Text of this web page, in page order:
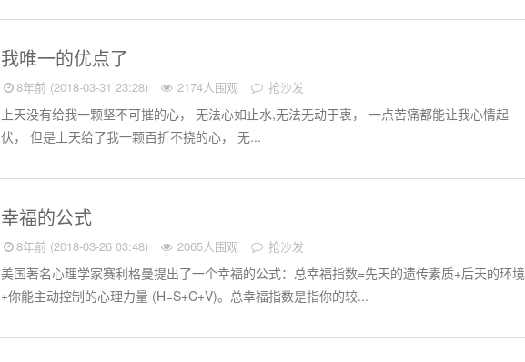
我唯一的优点了
8年前 (2018-03-31 23:28) 2174人围观 抢沙发
上天没有给我一颗坚不可摧的心， 无法心如止水,无法无动于衷， 一点苦痛都能让我心情起
伏， 但是上天给了我一颗百折不挠的心， 无...
幸福的公式
8年前 (2018-03-26 03:48) 2065人围观 抢沙发
美国著名心理学家赛利格曼提出了一个幸福的公式：总幸福指数=先天的遗传素质+后天的环境
+你能主动控制的心理力量 (H=S+C+V)。总幸福指数是指你的较...